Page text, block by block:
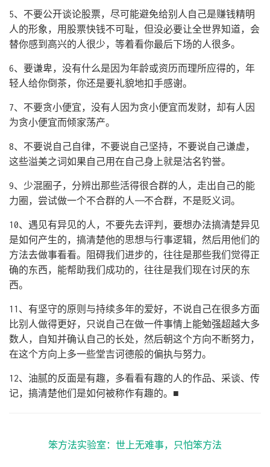
5、不要公开谈论股票，尽可能避免给别人自己是赚钱精明
人的形象，用股票快钱不可耻，但没必要让全世界知道，会
替你感到高兴的人很少，等着看你最后下场的人很多。
6、要谦卑，没有什么是因为年龄或资历而理所应得的，年
轻人给你倒茶，你还是要礼貌地扣手感谢。
7、不要贪小便宜，没有人因为贪小便宜而发财，却有人因
为贪小便宜而倾家荡产。
8、不要说自己自律，不要说自己坚持，不要说自己谦虚，
这些溢美之词如果自己用在自己身上就是沽名钓誉。
9、少混圈子，分辨出那些活得很合群的人，走出自己的能
力圈，尝试做一个不合群的人——不合群，不是贬义词。
10、遇见有异见的人，不要先去评判，要想办法搞清楚异见
是如何产生的，搞清楚他的思想与行事逻辑，然后用他们的
方法去做事看看。阻碍我们进步的，往往是那些我们觉得正
确的东西，能帮助我们成功的，往往是我们现在讨厌的东
西。
11、有坚守的原则与持续多年的爱好，不说自己在很多方面
比别人做得更好，只说自己在做一件事情上能勉强超越大多
数人，自知并确认自己的长处，然后朝这个方向不断努力，
在这个方向上多一些堂吉诃德般的偏执与努力。
12、油腻的反面是有趣，多看看有趣的人的作品、采谈、传
记，搞清楚他们是如何被称作有趣的。■
笨方法实验室：世上无难事，只怕笨方法